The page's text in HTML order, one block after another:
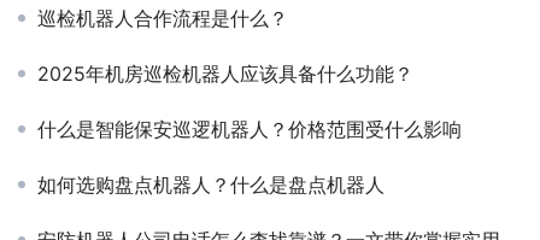
巡检机器人合作流程是什么？
2025年机房巡检机器人应该具备什么功能？
什么是智能保安巡逻机器人？价格范围受什么影响
如何选购盘点机器人？什么是盘点机器人